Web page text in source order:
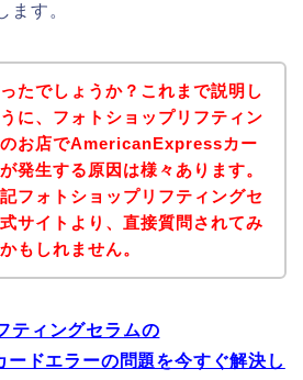
ます。
たでしょうか？これまで説明し
に、フォトショップリフティン
お店でAmericanExpressカー
発生する原因は様々あります。
フォトショップリフティングセ
サイトより、直接質問されてみ
もしれません。
ティングセラムの
ドエラーの問題を今すぐ解決し